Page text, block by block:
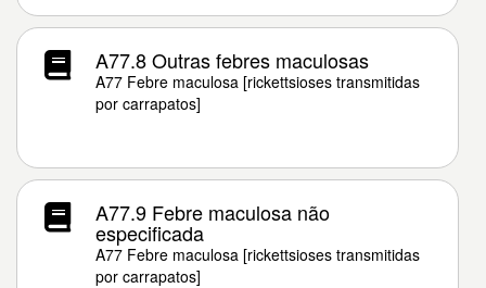
A77.8 Outras febres maculosas
A77 Febre maculosa [rickettsioses transmitidas
por carrapatos]
A77.9 Febre maculosa não
especificada
A77 Febre maculosa [rickettsioses transmitidas
por carrapatos]